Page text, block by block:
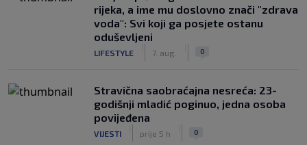
rijeka, a ime mu doslovno znači "zdrava
voda": Svi koji ga posjete ostanu
oduševljeni
LIFESTYLE 7. aug. 0
Stravična saobraćajna nesreća: 23-
godišnji mladić poginuo, jedna osoba
povijeđena
VIJESTI prije 5 h 0